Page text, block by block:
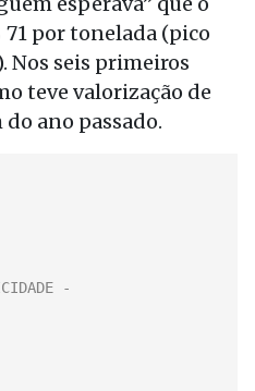
por tonelada (pico
Nos seis primeiros
teve valorização de
do ano passado.